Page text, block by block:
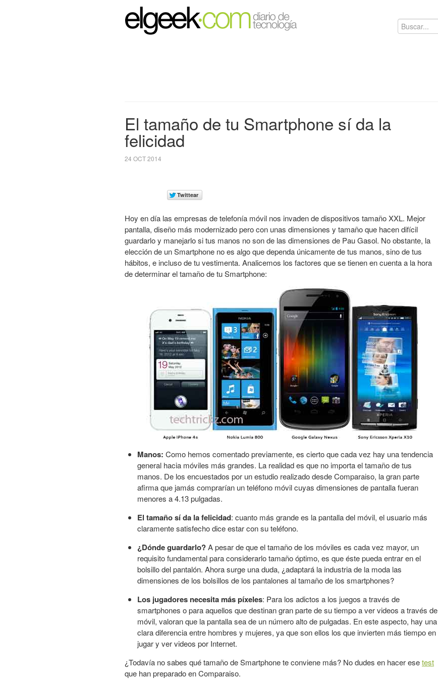
El tamaño de tu Smartphone sí da la
felicidad
24 OCT 2014
Hoy en día las empresas de telefonía móvil nos invaden de dispositivos tamaño XXL. Mejor
pantalla, diseño más modernizado pero con unas dimensiones y tamaño que hacen difícil
guardarlo y manejarlo si tus manos no son de las dimensiones de Pau Gasol. No obstante, la
elección de un Smartphone no es algo que dependa únicamente de tus manos, sino de tus
hábitos, e incluso de tu vestimenta. Analicemos los factores que se tienen en cuenta a la hora
de determinar el tamaño de tu Smartphone:
Manos: Como hemos comentado previamente, es cierto que cada vez hay una tendencia
general hacia móviles más grandes. La realidad es que no importa el tamaño de tus
manos. De los encuestados por un estudio realizado desde Comparaiso, la gran parte
afirma que jamás comprarían un teléfono móvil cuyas dimensiones de pantalla fueran
menores a 4.13 pulgadas.
El tamaño sí da la felicidad: cuanto más grande es la pantalla del móvil, el usuario más
claramente satisfecho dice estar con su teléfono.
¿Dónde guardarlo?A pesar de que el tamaño de los móviles es cada vez mayor, un
requisito fundamental para considerarlo tamaño óptimo, es que éste pueda entrar en el
bolsillo del pantalón. Ahora surge una duda, ¿adaptará la industria de la moda las
dimensiones de los bolsillos de los pantalones al tamaño de los smartphones?
Los jugadores necesita más píxeles: Para los adictos a los juegos a través de
smartphones o para aquellos que destinan gran parte de su tiempo a ver videos a través de
móvil, valoran que la pantalla sea de un número alto de pulgadas. En este aspecto, hay una
clara diferencia entre hombres y mujeres, ya que son ellos los que invierten más tiempo en
jugar y ver videos por Internet.
¿Todavía no sabes qué tamaño de Smartphone te conviene más? No dudes en hacer esetest
que han preparado en Comparaiso.